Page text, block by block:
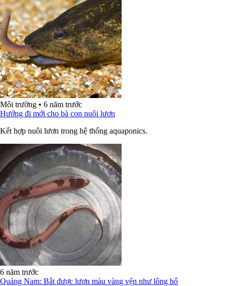
Môi trường • 6 năm trước
Hướng đi mới cho bà con nuôi lươn
Kết hợp nuôi lươn trong hệ thống aquaponics.
6 năm trước
Quảng Nam: Bắt được lươn màu vàng vện như lông hổ